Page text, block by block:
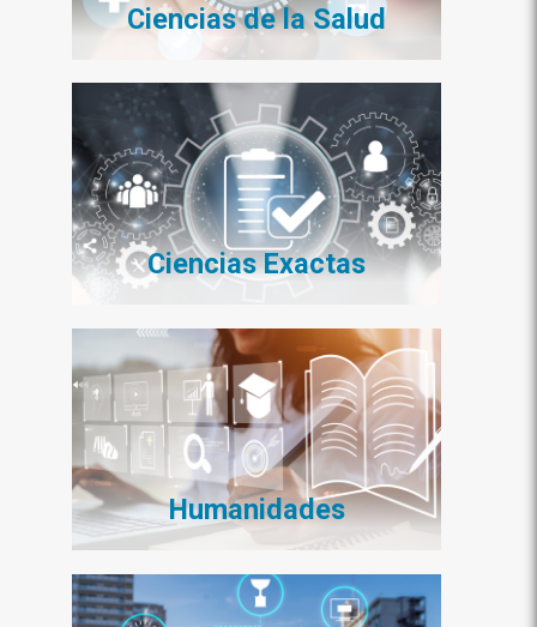
Ciencias de la Salud
Ciencias Exactas
Humanidades